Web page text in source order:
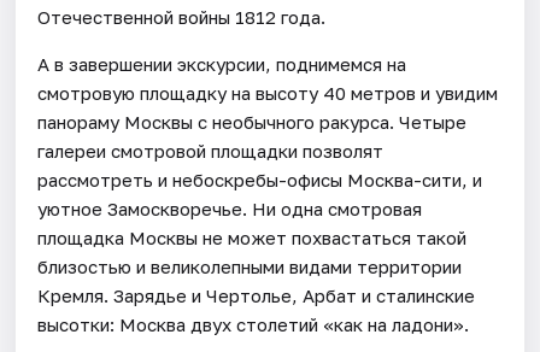
Отечественной войны 1812 года.
А в завершении экскурсии, поднимемся на
смотровую площадку на высоту 40 метров и увидим
панораму Москвы с необычного ракурса. Четыре
галереи смотровой площадки позволят
рассмотреть и небоскребы-офисы Москва-сити, и
уютное Замоскворечье. Ни одна смотровая
площадка Москвы не может похвастаться такой
близостью и великолепными видами территории
Кремля. Зарядье и Чертолье, Арбат и сталинские
высотки: Москва двух столетий «как на ладони».